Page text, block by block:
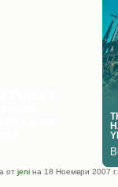
от jeni на 18 Ноември 2007 г.